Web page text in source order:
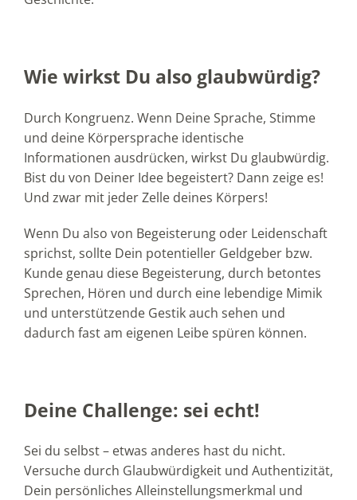
Wie wirkst Du also glaubwürdig?
Durch Kongruenz. Wenn Deine Sprache, Stimme
und deine Körpersprache identische
Informationen ausdrücken, wirkst Du glaubwürdig.
Bist du von Deiner Idee begeistert? Dann zeige es!
Und zwar mit jeder Zelle deines Körpers!
Wenn Du also von Begeisterung oder Leidenschaft
sprichst, sollte Dein potentieller Geldgeber bzw.
Kunde genau diese Begeisterung, durch betontes
Sprechen, Hören und durch eine lebendige Mimik
und unterstützende Gestik auch sehen und
dadurch fast am eigenen Leibe spüren können.
Deine Challenge: sei echt!
Sei du selbst – etwas anderes hast du nicht.
Versuche durch Glaubwürdigkeit und Authentizität,
Dein persönliches Alleinstellungsmerkmal und